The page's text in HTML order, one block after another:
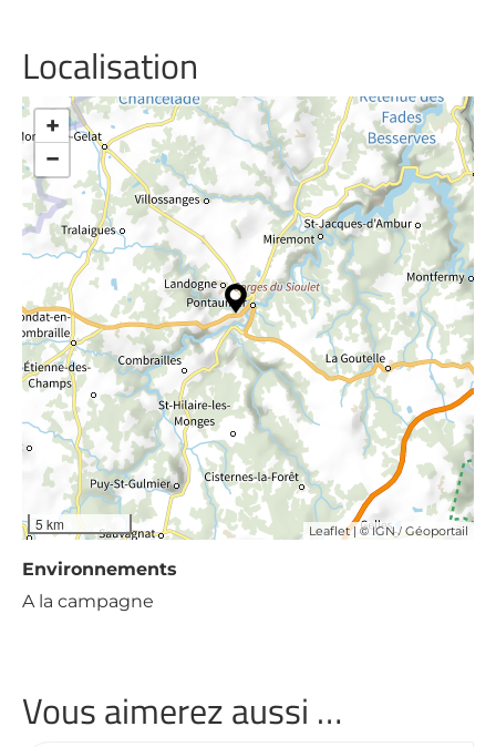
Localisation
+
−
5 km Leaflet| ©IGN/ Géoportail
Environnements
A la campagne
Vous aimerez aussi …